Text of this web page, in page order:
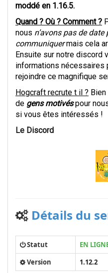
moddé en 1.16.5.
Quand ? Où ? Comment ?
nous n’avons pas de date
communiquermais cela
Ensuite sur notre discord
informations nécessaires
rejoindre ce magnifique
Hogcraft recrute t il ?
de gens motivéspour
si vous êtes intéressés !
Le Discord
Détails du
Statut
EN
Version
1.12.2